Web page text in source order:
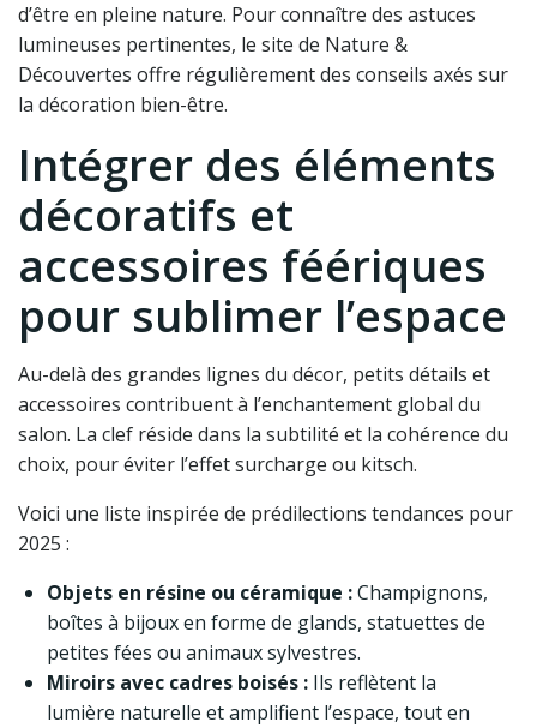
d’être en pleine nature. Pour connaître des astuces
lumineuses pertinentes, le site de Nature &
Découvertes offre régulièrement des conseils axés sur
la décoration bien-être.
Intégrer des éléments
décoratifs et
accessoires féériques
pour sublimer l’espace
Au-delà des grandes lignes du décor, petits détails et
accessoires contribuent à l’enchantement global du
salon. La clef réside dans la subtilité et la cohérence du
choix, pour éviter l’effet surcharge ou kitsch.
Voici une liste inspirée de prédilections tendances pour
2025 :
Objets en résine ou céramique :Champignons,
boîtes à bijoux en forme de glands, statuettes de
petites fées ou animaux sylvestres.
Miroirs avec cadres boisés : Ils reflètent la
lumière naturelle et amplifient l’espace, tout en